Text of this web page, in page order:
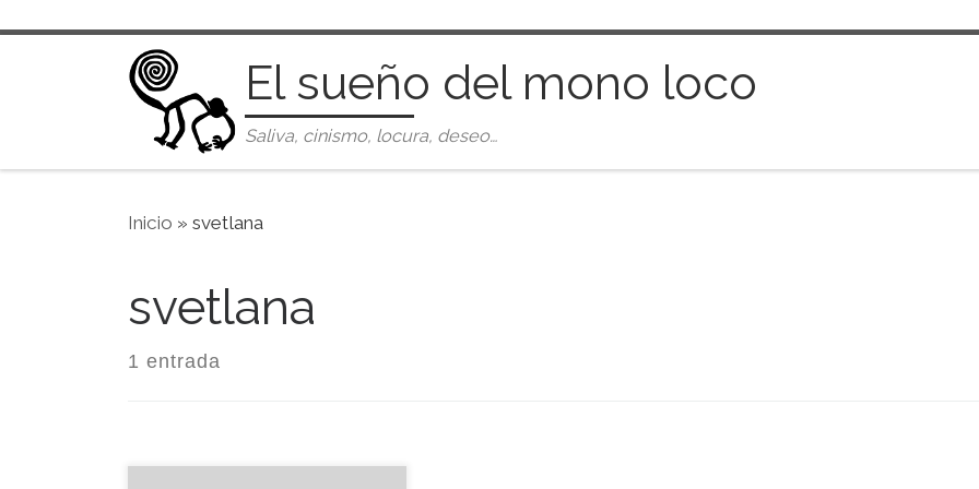
Saltar al contenido
El sueño del mono loco
Saliva, cinismo, locura, deseo…
Inicio » svetlana
svetlana
1 entrada